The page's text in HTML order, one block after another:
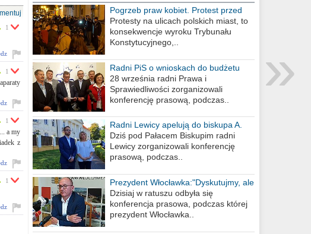
1
1
a my
z
1
1
Pogrzeb praw kobiet. Protest przed
biurem poselskim PiS
Protesty na ulicach polskich miast, to
konsekwencje wyroku Trybunału
Konstytucyjnego,..
Radni PiS o wnioskach do budżetu
miasta na 2021 rok
28 września radni Prawa i
Sprawiedliwości zorganizowali
konferencję prasową, podczas..
Radni Lewicy apelują do biskupa A.
Wiesława Meringa
Dziś pod Pałacem Biskupim radni
Lewicy zorganizowali konferencję
prasową, podczas..
Prezydent Włocławka:"Dyskutujmy, ale
nie obrażajmy się”
Dzisiaj w ratuszu odbyła się
konferencja prasowa, podczas której
prezydent Włocławka..
»